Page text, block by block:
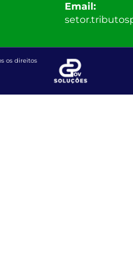
Email:
os direitos